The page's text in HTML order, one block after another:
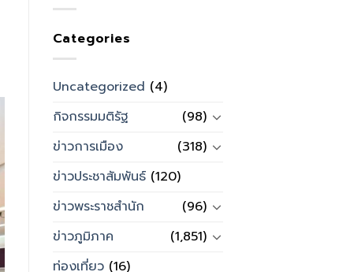
Categories
Uncategorized (4)
กิจกรรมมติรัฐ
(98)
ข่าวการเมือง
(318)
ข่าวประชาสัมพันธ์(120)
ข่าวพระราชสำนัก
(96)
ข่าวภูมิภาค
(1,851)
ท่องเที่ยว(16)